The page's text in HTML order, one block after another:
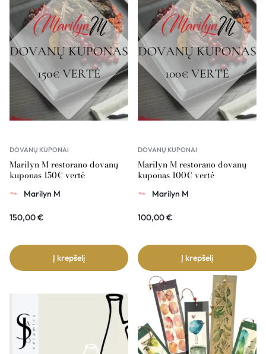
DOVANŲ KUPONAI
Marilyn M restorano dovanų
kuponas 150€ vertė
Marilyn M
150,00€
Į krepšelį
DOVANŲ KUPONAI
Marilyn M restorano dovanų
kuponas 100€ vertė
Marilyn M
100,00€
Į krepšelį